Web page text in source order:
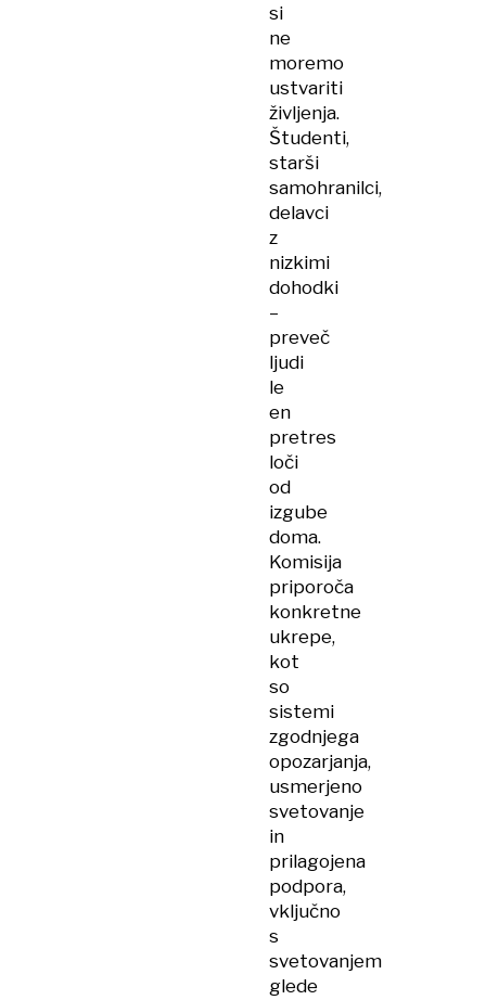
si
ne
moremo
ustvariti
življenja.
Študenti,
starši
samohranilci,
delavci
z
nizkimi
dohodki
–
preveč
ljudi
le
en
pretres
loči
od
izgube
doma.
Komisija
priporoča
konkretne
ukrepe,
kot
so
sistemi
zgodnjega
opozarjanja,
usmerjeno
svetovanje
in
prilagojena
podpora,
vključno
s
svetovanjem
glede